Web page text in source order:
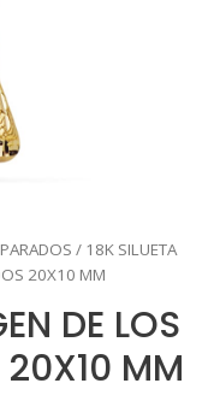
/ 18K SILUETA
20X10 MM
DE LOS
MM